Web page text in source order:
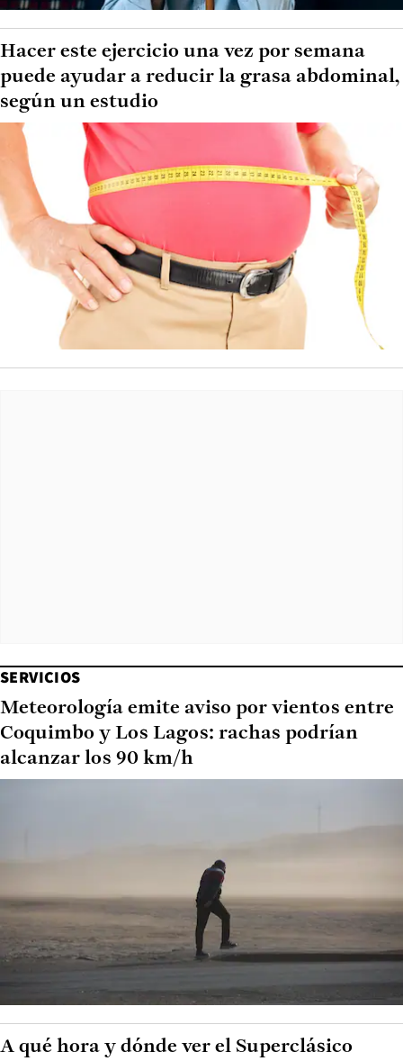
Hacer este ejercicio una vez por semana
puede ayudar a reducir la grasa abdominal,
según un estudio
SERVICIOS
Meteorología emite aviso por vientos entre
Coquimbo y Los Lagos: rachas podrían
alcanzar los 90 km/h
A qué hora y dónde ver el Superclásico